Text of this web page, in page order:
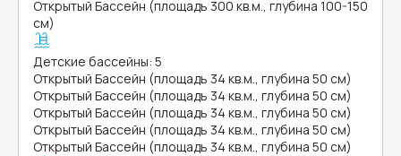
Открытый Бассейн (площадь 300 кв.м., глубина 100-150
см)
Детские бассейны: 5
Открытый Бассейн (площадь 34 кв.м., глубина 50 см)
Открытый Бассейн (площадь 34 кв.м., глубина 50 см)
Открытый Бассейн (площадь 34 кв.м., глубина 50 см)
Открытый Бассейн (площадь 34 кв.м., глубина 50 см)
Открытый Бассейн (площадь 34 кв.м., глубина 50 см)